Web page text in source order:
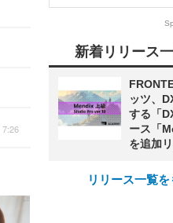
7:26
新着リリース
ッツ、
する「
ース「
を追加
リリース一覧